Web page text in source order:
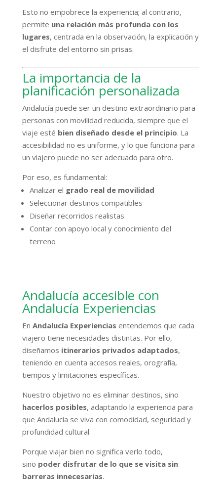
Esto no empobrece la experiencia; al contrario,
permite una relación más profunda con los
lugares, centrada en la observación, la explicación y
el disfrute del entorno sin prisas.
La importancia de la
planificación personalizada
Andalucía puede ser un destino extraordinario para
personas con movilidad reducida, siempre que el
viaje esté bien diseñado desde el principio. La
accesibilidad no es uniforme, y lo que funciona para
un viajero puede no ser adecuado para otro.
Por eso, es fundamental:
Analizar el grado real de movilidad
Seleccionar destinos compatibles
Diseñar recorridos realistas
Contar con apoyo local y conocimiento del
terreno
Andalucía accesible con
Andalucía Experiencias
En Andalucía Experiencias entendemos que cada
viajero tiene necesidades distintas. Por ello,
diseñamos itinerarios privados adaptados,
teniendo en cuenta accesos reales, orografía,
tiempos y limitaciones específicas.
Nuestro objetivo no es eliminar destinos, sino
hacerlos posibles, adaptando la experiencia para
que Andalucía se viva con comodidad, seguridad y
profundidad cultural.
Porque viajar bien no significa verlo todo,
sino poder disfrutar de lo que se visita sin
barreras innecesarias.